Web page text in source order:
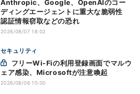
Anthropic、Google、OpenAIのコー
ディングエージェントに重大な脆弱性
認証情報窃取などの恐れ
2026/08/07 18:02
セキュリティ
ェア感染、Microsoftが注意喚起
2026/08/06 10:00